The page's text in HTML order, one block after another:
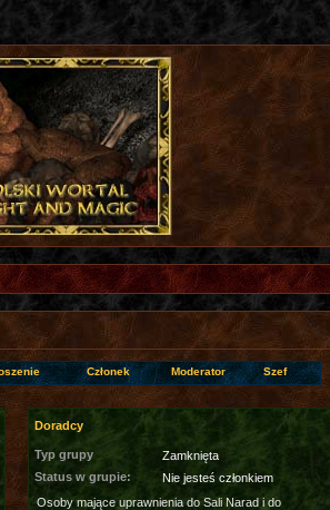
Członek Moderator Szef
Doradcy
Typ grupy
Zamknięta
Status w grupie:
Nie jesteś członkiem
Osoby mające uprawnienia do Sali Narad i do